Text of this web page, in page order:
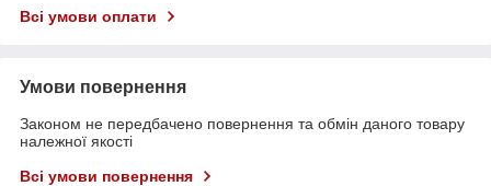
Всі умови оплати
Умови повернення
Законом не передбачено повернення та обмін даного товару
належної якості
Всі умови повернення